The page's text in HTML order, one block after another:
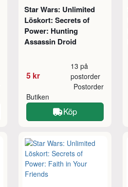
Star Wars: Unlimited
Löskort: Secrets of
Power: Hunting
Assassin Droid
5 kr
13 på
postorder
Butiken
Postorder
Köp